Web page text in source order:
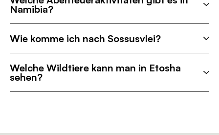
Namibia?
Wie komme ich nach Sossusvlei?
Welche Wildtiere kann man in Etosha
sehen?